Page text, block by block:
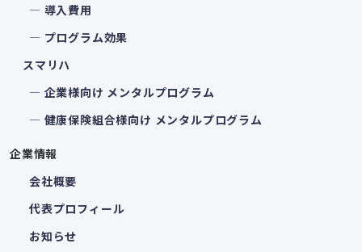
― 導入費用
― プログラム効果
スマリハ
― 企業様向け メンタルプログラム
― 健康保険組合様向け メンタルプログラム
企業情報
会社概要
代表プロフィール
お知らせ